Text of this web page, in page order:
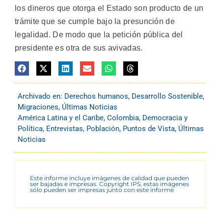
los dineros que otorga el Estado son producto de un
trámite que se cumple bajo la presunción de
legalidad. De modo que la petición pública del
presidente es otra de sus avivadas.
Archivado en: Derechos humanos, Desarrollo Sostenible,
Migraciones, Últimas Noticias
América Latina y el Caribe, Colombia, Democracia y
Política, Entrevistas, Población, Puntos de Vista, Últimas
Noticias
Este informe incluye imágenes de calidad que pueden
ser bajadas e impresas. Copyright IPS, estas imágenes
sólo pueden ser impresas junto con este informe